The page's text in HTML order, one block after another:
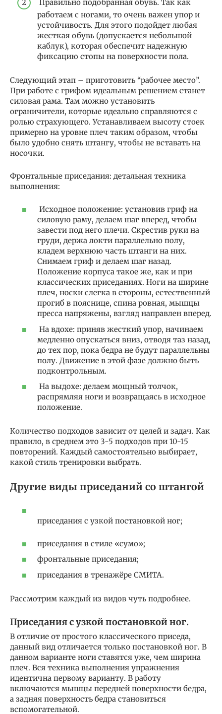
Правильно подобранная обувь. Так как
работаем с ногами, то очень важен упор и
устойчивость. Для этого подойдет любая
жесткая обувь (допускается небольшой
каблук), которая обеспечит надежную
фиксацию стопы на поверхности пола.
Следующий этап – приготовить “рабочее место”.
При работе с грифом идеальным решением станет
силовая рама. Там можно установить
ограничители, которые идеально справляются с
ролью страхующего. Устанавливаем высоту стоек
примерно на уровне плеч таким образом, чтобы
было удобно снять штангу, чтобы не вставать на
носочки.
Фронтальные приседания: детальная техника
выполнения:
Исходное положение: установив гриф на
силовую раму, делаем шаг вперед, чтобы
завести под него плечи. Скрестив руки на
груди, держа локти параллельно полу,
кладем верхнюю часть штанги на них.
Снимаем гриф и делаем шаг назад.
Положение корпуса такое же, как и при
классических приседаниях. Ноги на ширине
плеч, носки слегка в стороны, естественный
прогиб в пояснице, спина ровная, мышцы
пресса напряжены, взгляд направлен вперед.
На вдохе: приняв жесткий упор, начинаем
медленно опускаться вниз, отводя таз назад,
до тех пор, пока бедра не будут параллельны
полу. Движение в этой фазе должно быть
подконтрольным.
На выдохе: делаем мощный толчок,
распрямляя ноги и возвращаясь в исходное
положение.
Количество подходов зависит от целей и задач. Как
правило, в среднем это 3-5 подходов при 10-15
повторений. Каждый самостоятельно выбирает,
какой стиль тренировки выбрать.
Другие виды приседаний со штангой
приседания с узкой постановкой ног;
приседания в стиле «сумо»;
фронтальные приседания;
приседания в тренажёре СМИТА.
Рассмотрим каждый из видов чуть подробнее.
Приседания с узкой постановкой ног.
В отличие от простого классического приседа,
данный вид отличается только постановкой ног. В
данном варианте ноги ставятся уже, чем ширина
плеч. Вся техника выполнения упражнения
идентична первому варианту. В работу
включаются мышцы передней поверхности бедра,
а задняя поверхность бедра становиться
вспомогательной.